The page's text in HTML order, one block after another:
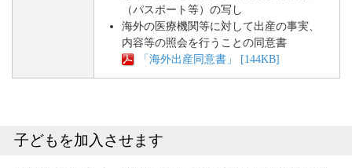
（パスポート等）の写し
海外の医療機関等に対して出産の事実、
内容等の照会を行うことの同意書
「海外出産同意書」 [144KB]
子どもを加入させます